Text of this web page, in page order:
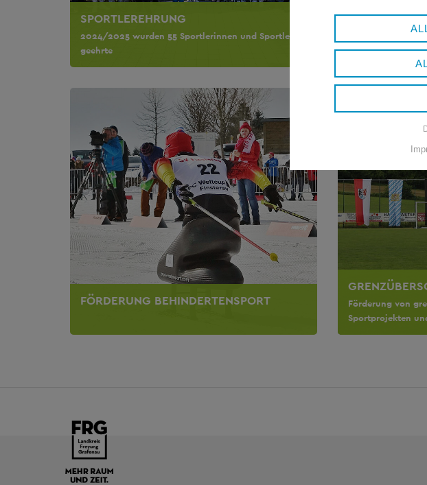
SPORTLEREHRUNG
2024/2025 wurden 55 Sportlerinnen und Sportler
geehrte
des Landkreises
FÖRDERUNG BEHINDERTENSPORT
Förderung von
Sportprojekten